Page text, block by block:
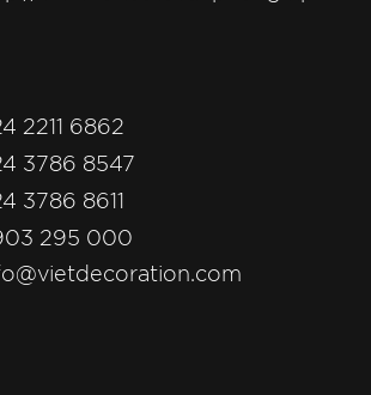
2211 6862
3786 8547
3786 8611
295 000